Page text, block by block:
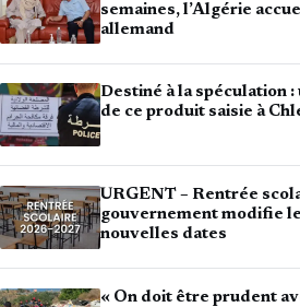
semaines, l’Algérie
allemand
Destiné à la spéculation
de ce produit saisie à
URGENT – Rentrée
gouvernement modifie
nouvelles dates
« On doit être prudent